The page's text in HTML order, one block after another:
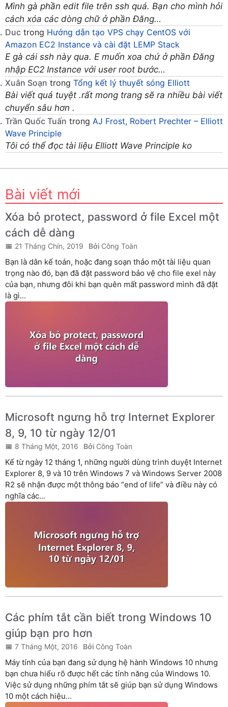
Mình gà phần edit file trên ssh quá. Bạn cho mình hỏi
cách xóa các dòng chữ ở phần Đăng…
Duc trong Hướng dẫn tạo VPS chạy CentOS với
Amazon EC2 Instance và cài đặt LEMP Stack
E gà cái ssh này qua. E muốn xoa chứ ở phần Đăng
nhập EC2 Instance với user root bước…
Xuân Soạn trong Tổng kết lý thuyết sóng Elliott
Bài viết quá tuyệt .rất mong trang sẽ ra nhiều bài viết
chuyển sâu hơn .
Trần Quốc Tuấn trong AJ Frost, Robert Prechter – Elliott
Wave Principle
Tôi có thể đọc tài liệu Elliott Wave Principle ko
Bài viết mới
Xóa bỏ protect, password ở file Excel một
cách dễ dàng
21 Tháng Chín, 2019 Công Toàn
Bạn là dân kế toán, hoặc đang soạn thảo một tài liệu quan
trọng nào đó, bạn đã đặt password bảo vệ cho file exel này
của bạn, nhưng đôi khi bạn quên mất password mình đã đặt
là gì...
Microsoft ngưng hỗ trợ Internet Explorer
8, 9, 10 từ ngày 12/01
8 Tháng Một, 2016 Công Toàn
Kể từ ngày 12 tháng 1, những người dùng trình duyệt Internet
Explorer 8, 9 và 10 trên Windows 7 và Windows Server 2008
R2 sẽ nhận được một thông báo “end of life” và điều này có
nghĩa các...
Các phím tắt cần biết trong Windows 10
giúp bạn pro hơn
7 Tháng Một, 2016 Công Toàn
Máy tính của bạn đang sử dụng hệ hành Windows 10 nhưng
bạn chưa hiểu rõ được hết các tính năng của Windows 10.
Việc sử dụng những phím tắt sẽ giúp bạn sử dụng Windows
10 một cách hiệu...